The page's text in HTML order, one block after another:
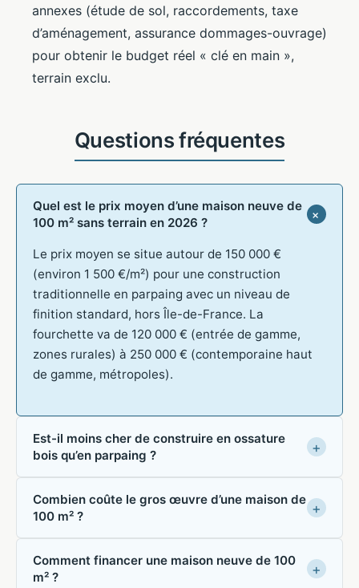
annexes (étude de sol, raccordements, taxe
d’aménagement, assurance dommages-ouvrage)
pour obtenir le budget réel « clé en main »,
terrain exclu.
Quel est le prix moyen d’une maison neuve de
100 m² sans terrain en 2026 ?
Le prix moyen se situe autour de 150 000 €
(environ 1 500 €/m²) pour une construction
traditionnelle en parpaing avec un niveau de
finition standard, hors Île-de-France. La
fourchette va de 120 000 € (entrée de gamme,
zones rurales) à 250 000 € (contemporaine haut
de gamme, métropoles).
Est-il moins cher de construire en ossature
bois qu’en parpaing ?
Combien coûte le gros œuvre d’une maison de
100 m² ?
Comment financer une maison neuve de 100
m² ?